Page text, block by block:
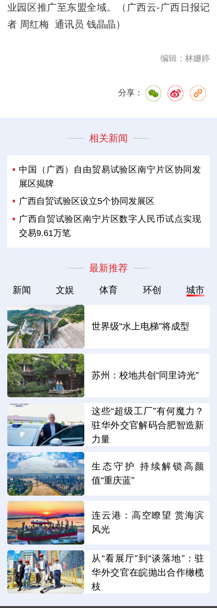
业园区推广至东盟全域。（广西云-广西日报记
者 周红梅 通讯员 钱晶晶）
编辑：林姗婷
分享：
相关新闻
中国（广西）自由贸易试验区南宁片区协同发
展区揭牌
广西自贸试验区设立5个协同发展区
广西自贸试验区南宁片区数字人民币试点实现
交易9.61万笔
最新推荐
新闻 文娱 体育 环创 城市
世界级“水上电梯”将成型
苏州：校地共创“同里诗光”
这些“超级工厂”有何魔力？
驻华外交官解码合肥智造新
力量
生态守护 持续解锁高颜
值“重庆蓝”
连云港：高空瞭望 赏海滨
风光
从“看展厅”到“谈落地”：驻
华外交官在皖抛出合作橄榄
枝